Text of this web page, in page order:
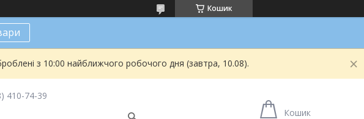
Кошик
з 10:00 найближчого робочого дня (завтра, 10.08).
410-74-39
Кошик